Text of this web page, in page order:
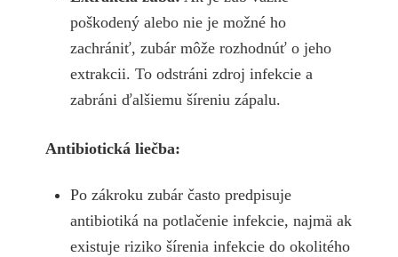
poškodený alebo nie je možné ho
zachrániť, zubár môže rozhodnúť o jeho
extrakcii. To odstráni zdroj infekcie a
zabráni ďalšiemu šíreniu zápalu.
Antibiotická liečba:
Po zákroku zubár často predpisuje
antibiotiká na potlačenie infekcie, najmä ak
existuje riziko šírenia infekcie do okolitého